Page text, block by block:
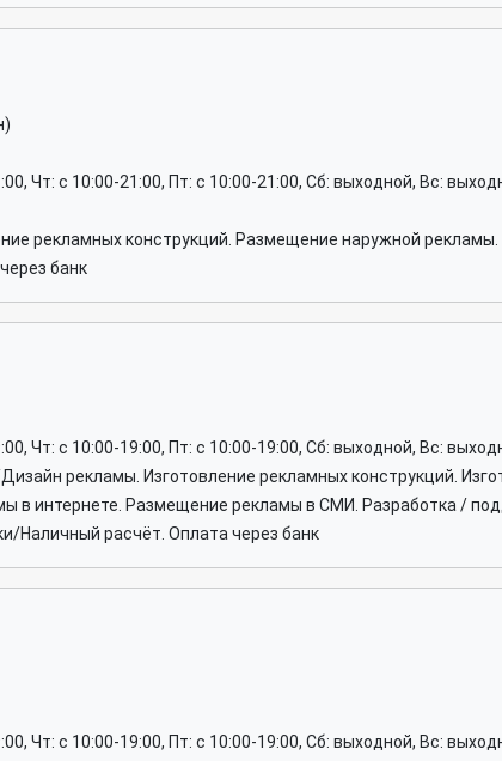
Чт: c 10:00-21:00, Пт: c 10:00-21:00, Сб: выходной, Вс:
рекламных конструкций. Размещение наружной
банк
Чт: c 10:00-19:00, Пт: c 10:00-19:00, Сб: выходной, Вс:
рекламы. Изготовление рекламных конструкций.
в интернете. Размещение рекламы в СМИ. Разработка /
Наличный расчёт. Оплата через банк
Чт: c 10:00-19:00, Пт: c 10:00-19:00, Сб: выходной, Вс: